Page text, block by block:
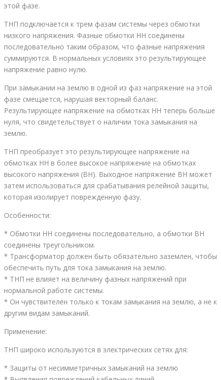
этой фазе.
ТНП подключается к трем фазам системы через обмотки
низкого напряжения. Фазные обмотки НН соединены
последовательно таким образом, что фазные напряжения
суммируются. В нормальных условиях это результирующее
напряжение равно нулю.
При замыкании на землю в одной из фаз напряжение на этой
фазе смещается, нарушая векторный баланс.
Результирующее напряжение на обмотках НН теперь больше
нуля, что свидетельствует о наличии тока замыкания на
землю.
ТНП преобразует это результирующее напряжение на
обмотках НН в более высокое напряжение на обмотках
высокого напряжения (ВН). Выходное напряжение ВН может
затем использоваться для срабатывания релейной защиты,
которая изолирует поврежденную фазу.
Особенности:
* Обмотки НН соединены последовательно, а обмотки ВН
соединены треугольником.
* Трансформатор должен быть обязательно заземлен, чтобы
обеспечить путь для тока замыкания на землю.
* ТНП не влияет на величину фазных напряжений при
нормальной работе системы.
* Он чувствителен только к токам замыкания на землю, а не к
другим видам замыканий.
Применение:
ТНП широко используются в электрических сетях для:
* Защиты от несимметричных замыканий на землю